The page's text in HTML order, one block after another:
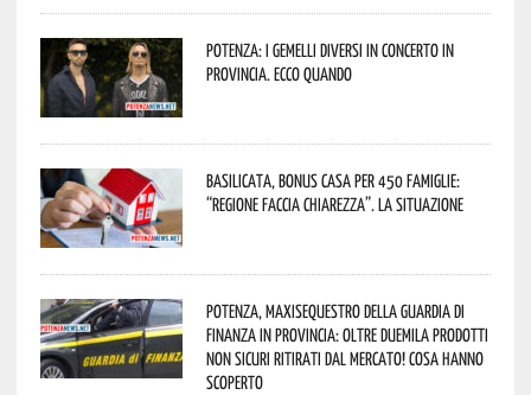
Potenza: i Gemelli DiVersi in concerto in
provincia. Ecco quando
Basilicata, Bonus casa per 450 famiglie:
“Regione faccia chiarezza”. La situazione
Potenza, maxisequestro della Guardia di
Finanza in provincia: oltre duemila prodotti
non sicuri ritirati dal mercato! Cosa hanno
scoperto